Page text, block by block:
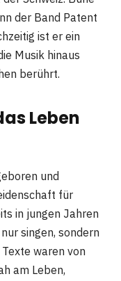
der Band Patent
ist er ein
Musik hinaus
berührt.
Leben
und
für
in jungen Jahren
singen, sondern
waren von
am Leben,